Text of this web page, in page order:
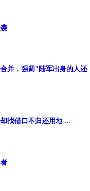
并，强调"陆军出身的人还
找借口不归还用地 ...